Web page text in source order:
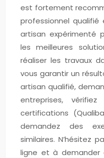
est fortement
professionnel qualifié
artisan expérimenté
les meilleures
réaliser les travaux
vous garantir un
artisan qualifié,
entreprises,
certifications
demandez des
similaires. N’hésitez
ligne et à demander